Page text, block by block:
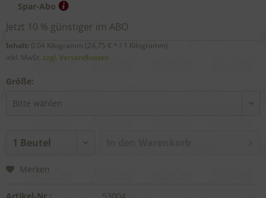
Spar-Abo
Jetzt 10 % günstiger im ABO
Inhalt: 0.04 Kilogramm (24,75 € * / 1 Kilogramm)
inkl. MwSt. zzgl. Versandkosten
Größe:
Merken